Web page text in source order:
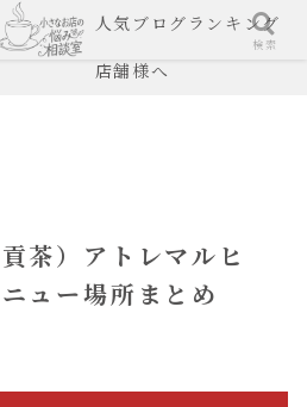
人気ブログランキング
店舗様へ
茶）アトレマルヒ
ュー場所まとめ
検索